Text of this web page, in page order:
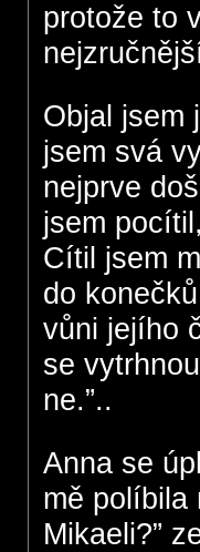
protože to
Objal jsem
jsem svá
nejprve
jsem
Cítil jsem
do
vůni jejího
se
ne.”..
Anna se
mě políbila
Mikaeli?”